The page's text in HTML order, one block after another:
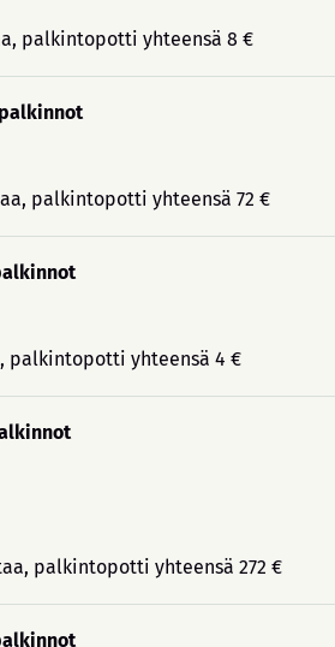
palkintopotti yhteensä 8 €
palkintopotti yhteensä 72 €
palkintopotti yhteensä 4 €
palkintopotti yhteensä 272 €